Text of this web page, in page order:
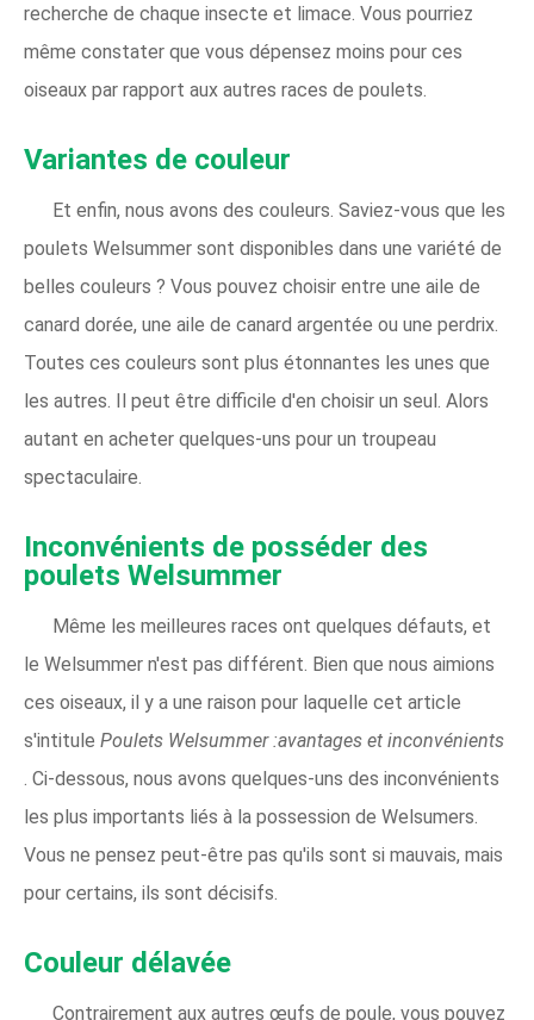
recherche de chaque insecte et limace. Vous pourriez
même constater que vous dépensez moins pour ces
oiseaux par rapport aux autres races de poulets.
Variantes de couleur
Et enfin, nous avons des couleurs. Saviez-vous que les
poulets Welsummer sont disponibles dans une variété de
belles couleurs ? Vous pouvez choisir entre une aile de
canard dorée, une aile de canard argentée ou une perdrix.
Toutes ces couleurs sont plus étonnantes les unes que
les autres. Il peut être difficile d'en choisir un seul. Alors
autant en acheter quelques-uns pour un troupeau
spectaculaire.
Inconvénients de posséder des
poulets Welsummer
Même les meilleures races ont quelques défauts, et
le Welsummer n'est pas différent. Bien que nous aimions
ces oiseaux, il y a une raison pour laquelle cet article
s'intitule Poulets Welsummer :avantages et inconvénients
. Ci-dessous, nous avons quelques-uns des inconvénients
les plus importants liés à la possession de Welsumers.
Vous ne pensez peut-être pas qu'ils sont si mauvais, mais
pour certains, ils sont décisifs.
Couleur délavée
Contrairement aux autres œufs de poule, vous pouvez